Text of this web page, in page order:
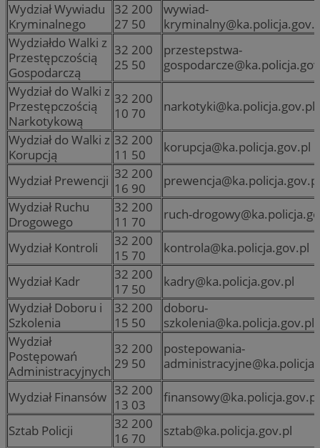
Wydział Wywiadu
Kryminalnego
32 200
27 50
wywiad-
Wydziałdo Walki z
Przestępczością
Gospodarczą
32 200
25 50
przestepstwa-
Wydział do Walki z
Przestępczością
Narkotykową
32 200
10 70
narkotyki@ka.policja.gov.pl
Wydział do Walki z
Korupcją
32 200
11 50
korupcja@ka.policja.gov.pl
Wydział Prewencji 32 200
16 90
prewencja@ka.policja.gov.pl
Wydział Ruchu
Drogowego
32 200
11 70
ruch-
Wydział Kontroli
32 200
15 70
kontrola@ka.policja.gov.pl
Wydział Kadr
32 200
17 50
kadry@ka.policja.gov.pl
Wydział Doboru i
Szkolenia
32 200
15 50
doboru-
szkolenia@ka.policja.gov.pl
Wydział
Postępowań
Administracyjnych
32 200
29 50
postepowania-
Wydział Finansów 32 200
13 03
finansowy@ka.policja.gov.pl
Sztab Policji
32 200
16 70
sztab@ka.policja.gov.pl